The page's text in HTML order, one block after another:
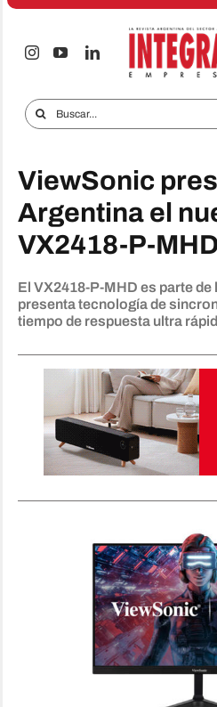
Saltar
Audio & TV
iTECNO
Celulares
Informes Especiales
Contacto
Buscar:
ViewSonic
Argentina el
VX2418-P-MHD
El VX2418-P-MHD es parte de
presenta tecnología de
tiempo de respuesta ultra